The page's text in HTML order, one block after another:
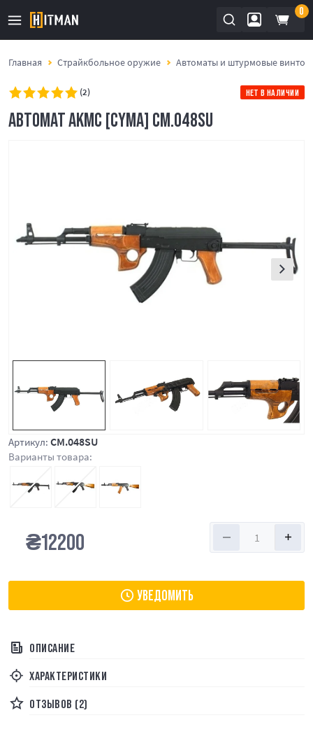
0
Главная Страйкбольное оружие Автоматы и штурмовые
(2) НЕТ В НАЛИЧИИ
АВТОМАТ АКМС [CYMA] CM.048SU
Артикул: CM.048SU
Варианты товара:
₴12200
УВЕДОМИТЬ
ОПИСАНИЕ
ХАРАКТЕРИСТИКИ
ОТЗЫВОВ (2)